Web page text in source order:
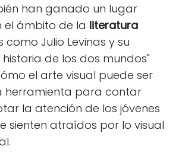
han ganado un lugar
el ámbito de la literatura
como Julio Levinas y su
de los dos mundos"
el arte visual puede ser
herramienta para contar
la atención de los jóvenes
sienten atraídos por lo visual